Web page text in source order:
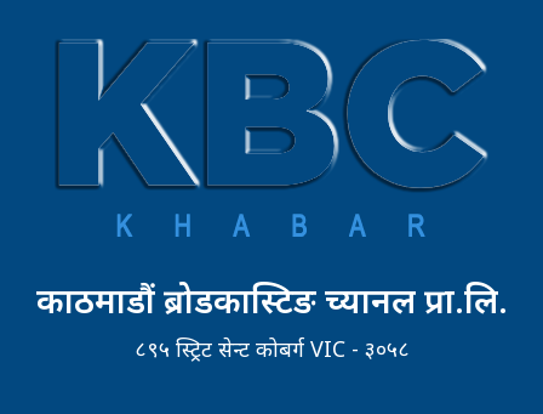
काठमाडौं ब्रोडकास्टिङ च्यानल प्रा.लि.
८९५ स्ट्रिट सेन्ट कोबर्ग VIC - ३०५८